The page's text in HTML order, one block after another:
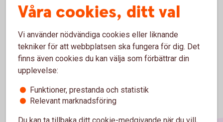
Texttelefoni
Våra cookies, ditt val
Vi använder nödvändiga cookies eller liknande
tekniker för att webbplatsen ska fungera för dig. Det
finns även cookies du kan välja som förbättrar din
upplevelse:
Funktioner, prestanda och statistik
Relevant marknadsföring
Du kan ta tillbaka ditt cookie-medgivande när du vill,